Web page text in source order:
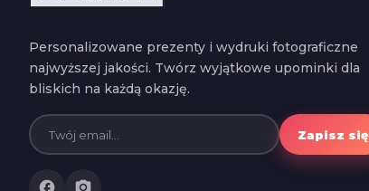
Personalizowane prezenty i wydruki fotograficzne
najwyższej jakości. Twórz wyjątkowe upominki dla
bliskich na każdą okazję.
Zapisz się
facebook photo_camera